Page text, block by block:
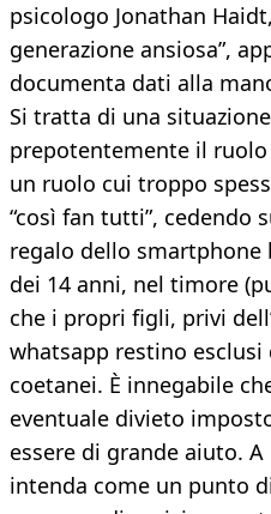
psicologo Jonathan
generazione ansiosa”,
documenta dati alla
Si tratta di una
prepotentemente il
un ruolo cui troppo
“così fan tutti”, cedendo
regalo dello smartphone
dei 14 anni, nel timore
che i propri figli, privi
whatsapp restino
coetanei. È innegabile
eventuale divieto
essere di grande aiuto.
intenda come un punto